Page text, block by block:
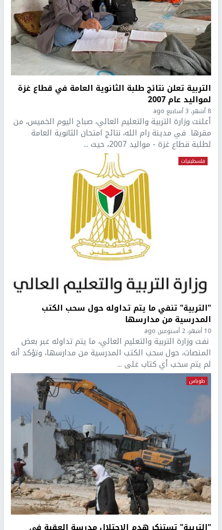
التربية تعلن نتائج طلبة الثانوية العامة في قطاع غزة
لمواليد عام 2007
8 أشهر، 3 أسابيع ago
أعلنت وزارة التربية والتعليم العالي، صباح اليوم الخميس، من
مقرها في مدينة رام الله، نتائج امتحان الثانوية العامة
لطلبة قطاع غزة - مواليد 2007، حيث ...
فلسطينيات
"التربية" تنفي ما يتم تداوله حول سحب الكتب
المدرسية من مدارسها
10 أشهر، 2 أسبوعين ago
نفت وزارة التربية والتعليم العالي، ما يتم تداوله عبر بعض
المنصات، حول سحب الكتب المدرسية من مدارسها، وتؤكد أنه
لم يتم سحب أي كتاب على ...
طوباس